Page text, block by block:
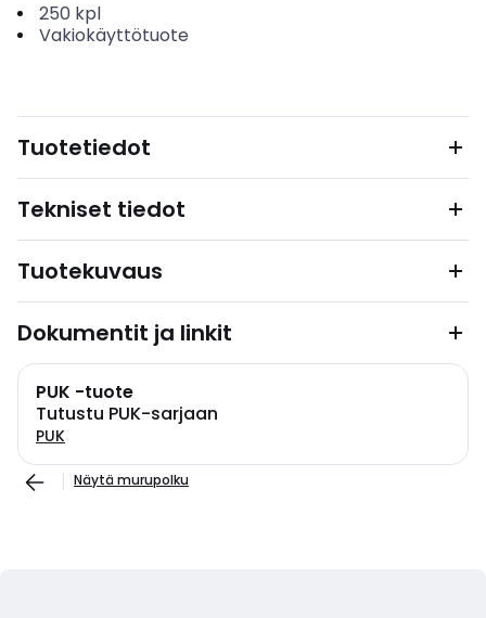
250 kpl
Vakiokäyttötuote
Tuotetiedot
Tekniset tiedot
Tuotekuvaus
Dokumentit ja linkit
PUK -tuote
Tutustu PUK-sarjaan
PUK
Näytä murupolku